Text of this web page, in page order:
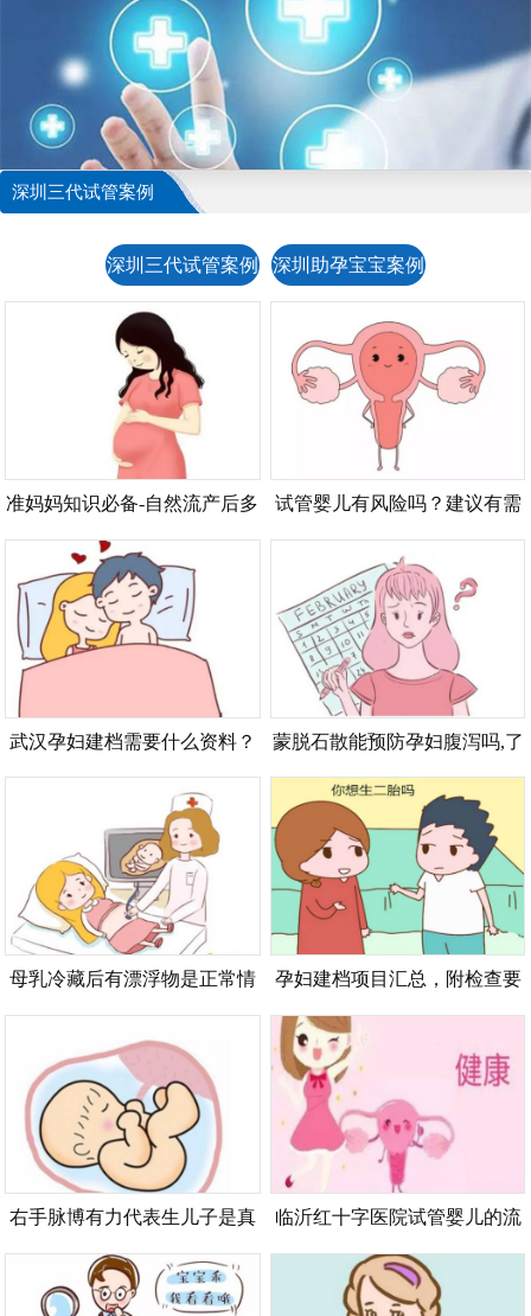
深圳三代试管案例
深圳三代试管案例 深圳助孕宝宝案例
准妈妈知识必备-自然流产后多
久可以再怀孕-
试管婴儿有风险吗？建议有需
武汉孕妇建档需要什么资料？
是什么流程呢？
蒙脱石散能预防孕妇腹泻吗,了
解蒙脱石散的作用功效
母乳冷藏后有漂浮物是正常情
理
孕妇建档项目汇总，附检查要
右手脉博有力代表生儿子是真
的吗？脉搏状态与胎儿性别无
关
临沂红十字医院试管婴儿的流
程有哪些？附具体流程及注意
事项_1